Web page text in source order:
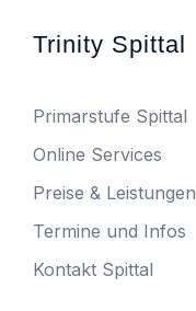
Trinity Spittal
Primarstufe Spittal
Online Services
Preise & Leistungen
Termine und Infos
Kontakt Spittal